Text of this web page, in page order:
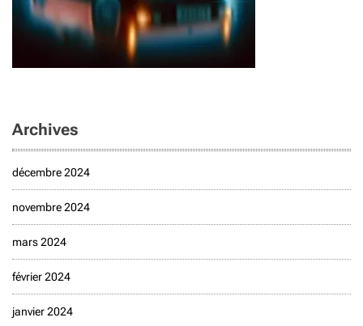
Archives
décembre 2024
novembre 2024
mars 2024
février 2024
janvier 2024